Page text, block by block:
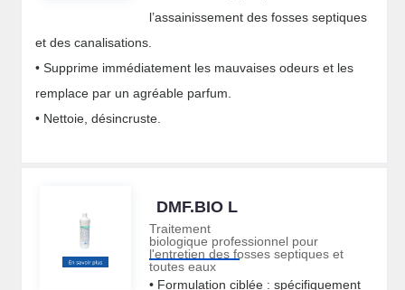
l’assainissement des fosses septiques
et des canalisations.
• Supprime immédiatement les mauvaises odeurs et les
remplace par un agréable parfum.
• Nettoie, désincruste.
DMF.BIO L
Traitement
biologique professionnel pour
l'entretien des fosses septiques et
toutes eaux
• Formulation ciblée : spécifiquement